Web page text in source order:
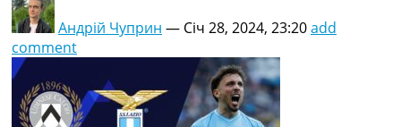
Андрій Чуприн — Січ 28, 2024, 23:20add
comment